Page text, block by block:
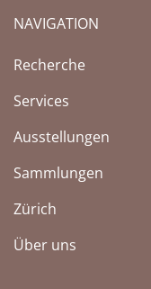
NAVIGATION
Recherche
Services
Ausstellungen
Sammlungen
Zürich
Über uns